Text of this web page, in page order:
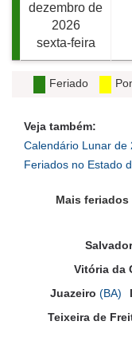
dezembro de
2026
sexta-feira
Feriado
Veja também:
Calendário Lunar de
Feriados no Estado
Mais
Salvador
Vitória da
Juazeiro (BA)
Teixeira de